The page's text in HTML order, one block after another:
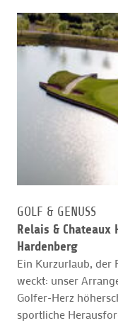
GOLF & GENUSS
Relais &
Hardenberg
Ein Kurzurlaub, der
weckt: unser
Golfer-Herz
sportliche